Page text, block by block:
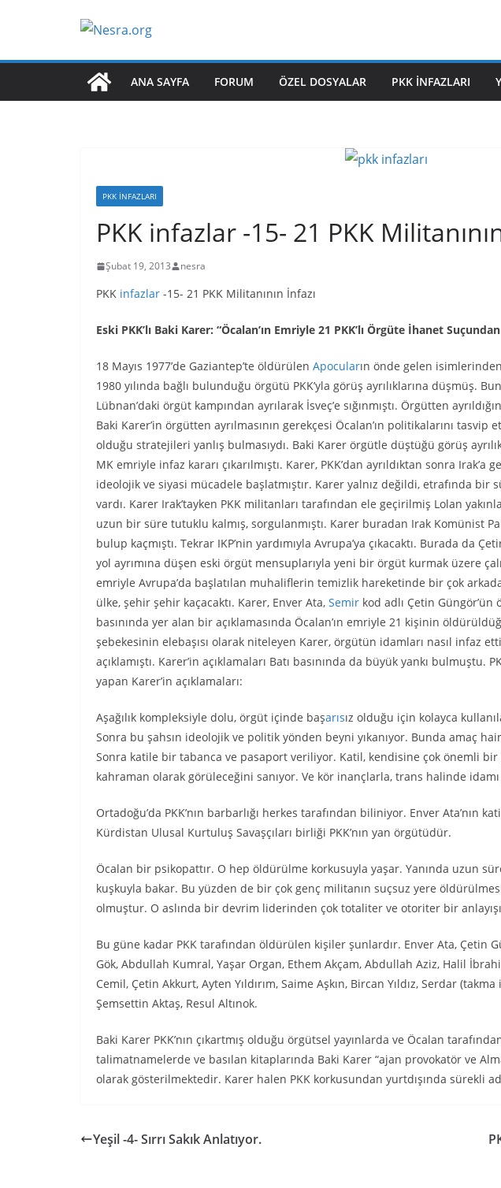
ANA SAYFA FORUM ÖZEL DOSYALAR PKK İNFAZLARI
PKK İNFAZLARI
PKK infazlar -15- 21 PKK
Şubat 19, 2013 nesra
PKK infazlar -15- 21 PKK Militanının İnfazı
Eski PKK’lı Baki Karer: “Öcalan’ın Emriyle 21 PKK’lı Örgüte İhanet
18 Mayıs 1977’de Gaziantep’te öldürülen Apocuların önde gelen
1980 yılında bağlı bulunduğu örgütü PKK’yla görüş ayrılıklarına düşmüş.
Lübnan’daki örgüt kampından ayrılarak İsveç’e sığınmıştı. Örgütten
Baki Karer’in örgütten ayrılmasının gerekçesi Öcalan’ın politikalarını tasvip
olduğu stratejileri yanlış bulmasıydı. Baki Karer örgütle düştüğü görüş
MK emriyle infaz kararı çıkarılmıştı. Karer, PKK’dan ayrıldıktan sonra
ideolojik ve siyasi mücadele başlatmıştır. Karer yalnız değildi, etrafında bir
vardı. Karer Irak’tayken PKK militanları tarafından ele geçirilmiş Lolan
uzun bir süre tutuklu kalmış, sorgulanmıştı. Karer buradan Irak Komünist
bulup kaçmıştı. Tekrar IKP’nin yardımıyla Avrupa’ya çıkacaktı. Burada da
yol ayrımına düşen eski örgüt mensuplarıyla yeni bir örgüt kurmak üzere
emriyle Avrupa’da başlatılan muhaliflerin temizlik hareketinde bir çok
ülke, şehir şehir kaçacaktı. Karer, Enver Ata, Semir kod adlı Çetin
basınında yer alan bir açıklamasında Öcalan’ın emriyle 21 kişinin
şebekesinin elebaşısı olarak niteleyen Karer, örgütün idamları nasıl infaz
açıklamıştı. Karer’in açıklamaları Batı basınında da büyük yankı bulmuştu.
yapan Karer’in açıklamaları:
Aşağılık kompleksiyle dolu, örgüt içinde başarısız olduğu için kolayca
Sonra bu şahsın ideolojik ve politik yönden beyni yıkanıyor. Bunda amaç
Sonra katile bir tabanca ve pasaport veriliyor. Katil, kendisine çok önemli
kahraman olarak görüleceğini sanıyor. Ve kör inançlarla, trans halinde
Ortadoğu’da PKK’nın barbarlığı herkes tarafından biliniyor. Enver Ata’nın
Kürdistan Ulusal Kurtuluş Savaşçıları birliği PKK’nın yan örgütüdür.
Öcalan bir psikopattır. O hep öldürülme korkusuyla yaşar. Yanında uzun
kuşkuyla bakar. Bu yüzden de bir çok genç militanın suçsuz yere
olmuştur. O aslında bir devrim liderinden çok totaliter ve otoriter bir anlayışın
Bu güne kadar PKK tarafından öldürülen kişiler şunlardır. Enver Ata, Çetin
Gök, Abdullah Kumral, Yaşar Organ, Ethem Akçam, Abdullah Aziz, Halil
Cemil, Çetin Akkurt, Ayten Yıldırım, Saime Aşkın, Bircan Yıldız, Serdar
Şemsettin Aktaş, Resul Altınok.
Baki Karer PKK’nın çıkartmış olduğu örgütsel yayınlarda ve Öcalan
talimatnamelerde ve basılan kitaplarında Baki Karer “ajan provokatör ve
olarak gösterilmektedir. Karer halen PKK korkusundan yurtdışında sürekli
Yeşil -4- Sırrı Sakık Anlatıyor.